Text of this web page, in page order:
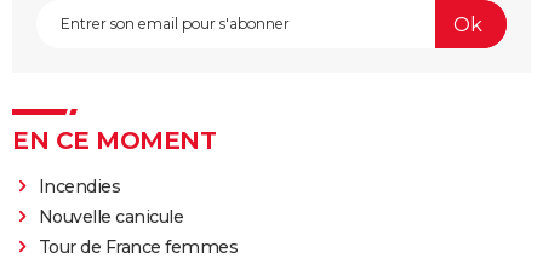
EN CE MOMENT
Incendies
Nouvelle canicule
Tour de France femmes